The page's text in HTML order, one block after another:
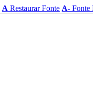
A Restaurar Fonte A- Fonte